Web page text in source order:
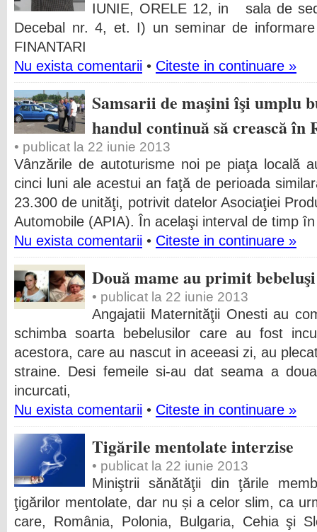
IUNIE, ORELE 12, in sala de
Decebal nr. 4, et. I) un seminar de
FINANTARI
Nu exista comentarii • Citeste in continuare »
Samsarii de maşini îşi umplu
handul continuă să crească în
• publicat la 22 iunie 2013
Vânzările de autoturisme noi pe piaţa locală
cinci luni ale acestui an faţă de perioada
23.300 de unităţi, potrivit datelor Asociaţiei
Automobile (APIA). În acelaşi interval de timp în
Nu exista comentarii • Citeste in continuare »
Două mame au primit
• publicat la 22 iunie 2013
Angajatii Maternităţii Onesti au
schimba soarta bebelusilor care au fost
acestora, care au nascut in aceeasi zi, au
straine. Desi femeile si-au dat seama a
incurcati,
Nu exista comentarii • Citeste in continuare »
Tigările mentolate interzise
• publicat la 22 iunie 2013
Miniştrii sănătăţii din ţările
ţigărilor mentolate, dar nu și a celor slim, ca
care, România, Polonia, Bulgaria, Cehia şi